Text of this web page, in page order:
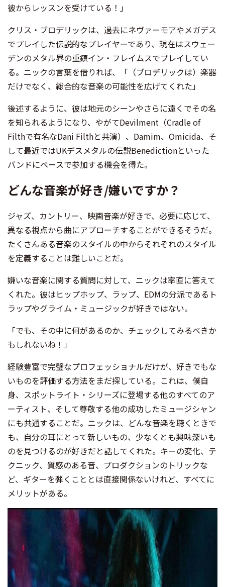
彼からレッスンを受けている！」
クリス・ブロデリックは、過去にネヴァーモアやメガデス
でプレイした伝説的なプレイヤーであり、現在はスウェー
デンのメタル界の重鎮イン・フレイムスでプレイしてい
る。ニックの言葉を借りれば、「（ブロデリックは）楽器
だけでなく、総合的な音楽の可能性を広げてくれた」
後述するように、彼は地元のシーンやさらに遠くでその名
を知られるようになり、やがてDevilment（Cradle of
Filthで有名なDani Filthと共演）、Damim、Omicida、そ
して最近ではUKデスメタルの伝説Benedictionといった
バンドにベースで参加する機会を得た。
どんな音楽が好き/嫌いですか？
ジャズ、カントリー、映画音楽が好きで、必要に応じて、
異なる視点から曲にアプローチすることができるそうだ。
たくさんある音楽のスタイルの中からそれぞれのスタイル
を定義することは難しいことだ。
嫌いな音楽に関する質問に対して、ニックは率直に答えて
くれた。彼はヒップホップ、ラップ、EDMの分派であるト
ラップやグライム・ミュージックが好きではない。
「でも、その中に何があるのか、チェックしてみるべきか
もしれないね！」
経験豊富で完璧なプロフェッショナルだけが、好きでもな
いものを評価する方法をまだ探している。これは、僕自
身、スポットライト・シリーズに登場する他のすべてのア
ーティスト、そして尊敬する他の成功したミュージシャン
にも共通することだ。ニックは、どんな音楽を聴くときで
も、自分の耳にとって新しいもの、少なくとも興味深いも
のを見つけるのが好きだと話してくれた。キーの変化、テ
クニック、質感のある音、プロダクションのトリックな
ど、ギターを弾くこととは直接関係ないけれど、すべてに
メリットがある。